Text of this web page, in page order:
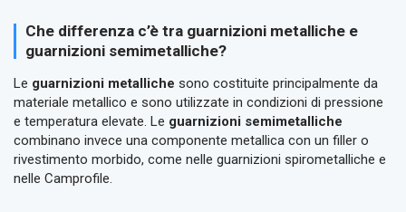
Che differenza c’è tra guarnizioni metalliche e
guarnizioni semimetalliche?
Le guarnizioni metalliche sono costituite principalmente da
materiale metallico e sono utilizzate in condizioni di pressione
e temperatura elevate. Le guarnizioni semimetalliche
combinano invece una componente metallica con un filler o
rivestimento morbido, come nelle guarnizioni spirometalliche e
nelle Camprofile.